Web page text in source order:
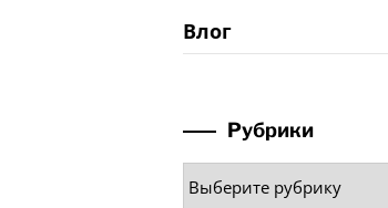
Влог
Рубрики
Рубрики